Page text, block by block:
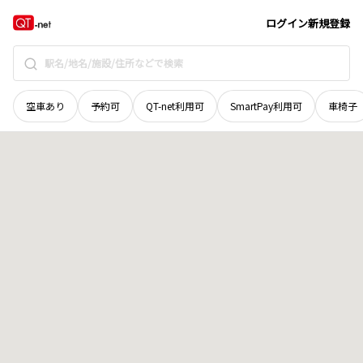
ログイン新規登録
空車あり 予約可 QT-net利用可 SmartPay利用可 車椅子
長野県